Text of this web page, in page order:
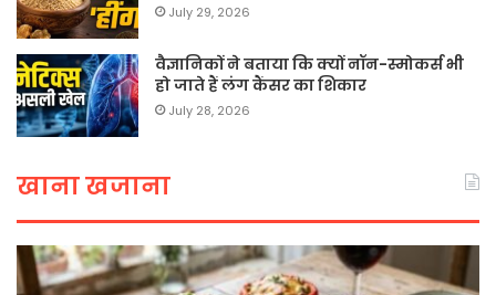
July 29, 2026
वैज्ञानिकों ने बताया कि क्यों नॉन-स्मोकर्स भी
हो जाते हैं लंग कैंसर का शिकार
July 28, 2026
खाना खजाना